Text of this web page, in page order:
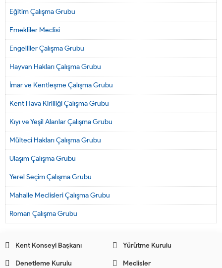
Eğitim Çalışma Grubu
Emekliler Meclisi
Engelliler Çalışma Grubu
Hayvan Hakları Çalışma Grubu
İmar ve Kentleşme Çalışma Grubu
Kent Hava Kirliliği Çalışma Grubu
Kıyı ve Yeşil Alanlar Çalışma Grubu
Mülteci Hakları Çalışma Grubu
Ulaşım Çalışma Grubu
Yerel Seçim Çalışma Grubu
Mahalle Meclisleri Çalışma Grubu
Roman Çalışma Grubu
Kent Konseyi Başkanı Yürütme Kurulu
Denetleme Kurulu Meclisler